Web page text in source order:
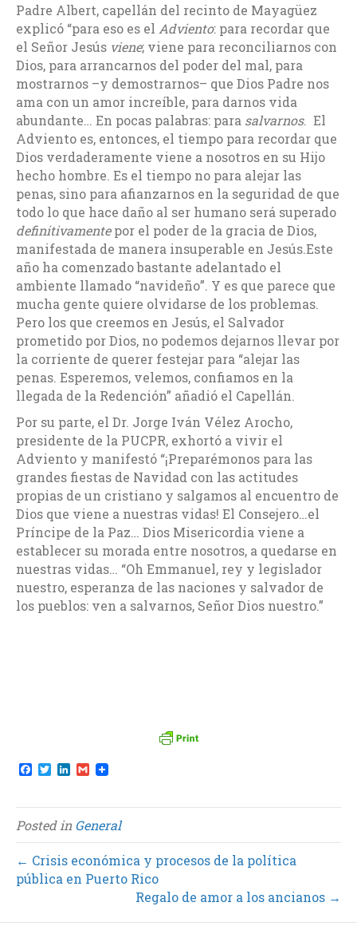
Padre Albert, capellán del recinto de Mayagüez
explicó “para eso es el Adviento: para recordar que
el Señor Jesús viene; viene para reconciliarnos con
Dios, para arrancarnos del poder del mal, para
mostrarnos –y demostrarnos– que Dios Padre nos
ama con un amor increíble, para darnos vida
abundante… En pocas palabras: para salvarnos. El
Adviento es, entonces, el tiempo para recordar que
Dios verdaderamente viene a nosotros en su Hijo
hecho hombre. Es el tiempo no para alejar las
penas, sino para afianzarnos en la seguridad de que
todo lo que hace daño al ser humano será superado
definitivamentepor el poder de la gracia de Dios,
manifestada de manera insuperable en Jesús.Este
año ha comenzado bastante adelantado el
ambiente llamado “navideño”. Y es que parece que
mucha gente quiere olvidarse de los problemas.
Pero los que creemos en Jesús, el Salvador
prometido por Dios, no podemos dejarnos llevar por
la corriente de querer festejar para “alejar las
penas. Esperemos, velemos, confiamos en la
llegada de la Redención” añadió el Capellán.
Por su parte, el Dr. Jorge Iván Vélez Arocho,
presidente de la PUCPR, exhortó a vivir el
Adviento y manifestó “¡Preparémonos para las
grandes fiestas de Navidad con las actitudes
propias de un cristiano y salgamos al encuentro de
Dios que viene a nuestras vidas! El Consejero…el
Príncipe de la Paz… Dios Misericordia viene a
establecer su morada entre nosotros, a quedarse en
nuestras vidas… “Oh Emmanuel, rey y legislador
nuestro, esperanza de las naciones y salvador de
los pueblos: ven a salvarnos, Señor Dios nuestro.”
F
e
b
o
o
k
T
t
t
e
r
L
k
e
d
I
n
G
i
l
Posted inGeneral
← Crisis económica y procesos de la política
pública en Puerto Rico
Regalo de amor a los ancianos →